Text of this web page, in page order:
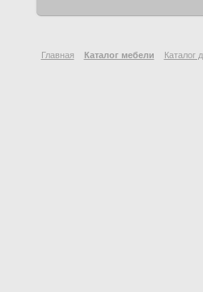
Главная Каталог мебели Каталог